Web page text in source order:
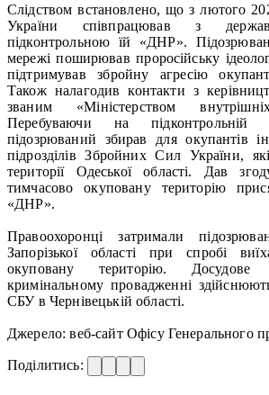
Слідством встановлено, що з лютого
України співпрацював з
підконтрольною їй «ДНР».
мережі поширював проросійську
підтримував збройну агресію
Також налагодив контакти з
званим «Міністерством
Перебуваючи на підконтрольній
підозрюваний збирав для окупантів
підрозділів Збройних Сил України,
території Одеської області. Дав
тимчасово окуповану територію
«ДНР».
Правоохоронці затримали
Запорізької області при спробі
окуповану територію. Досудове
кримінальному провадженні
СБУ в Чернівецькій області.
Джерело: веб-сайт Офісу Генерального
Поділитись: